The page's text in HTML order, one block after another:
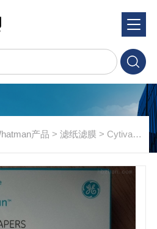
SYSTEM
产品 >滤纸滤膜 > Cytiva WHATMAN Grade40号中速定量滤纸110mm 1440-110